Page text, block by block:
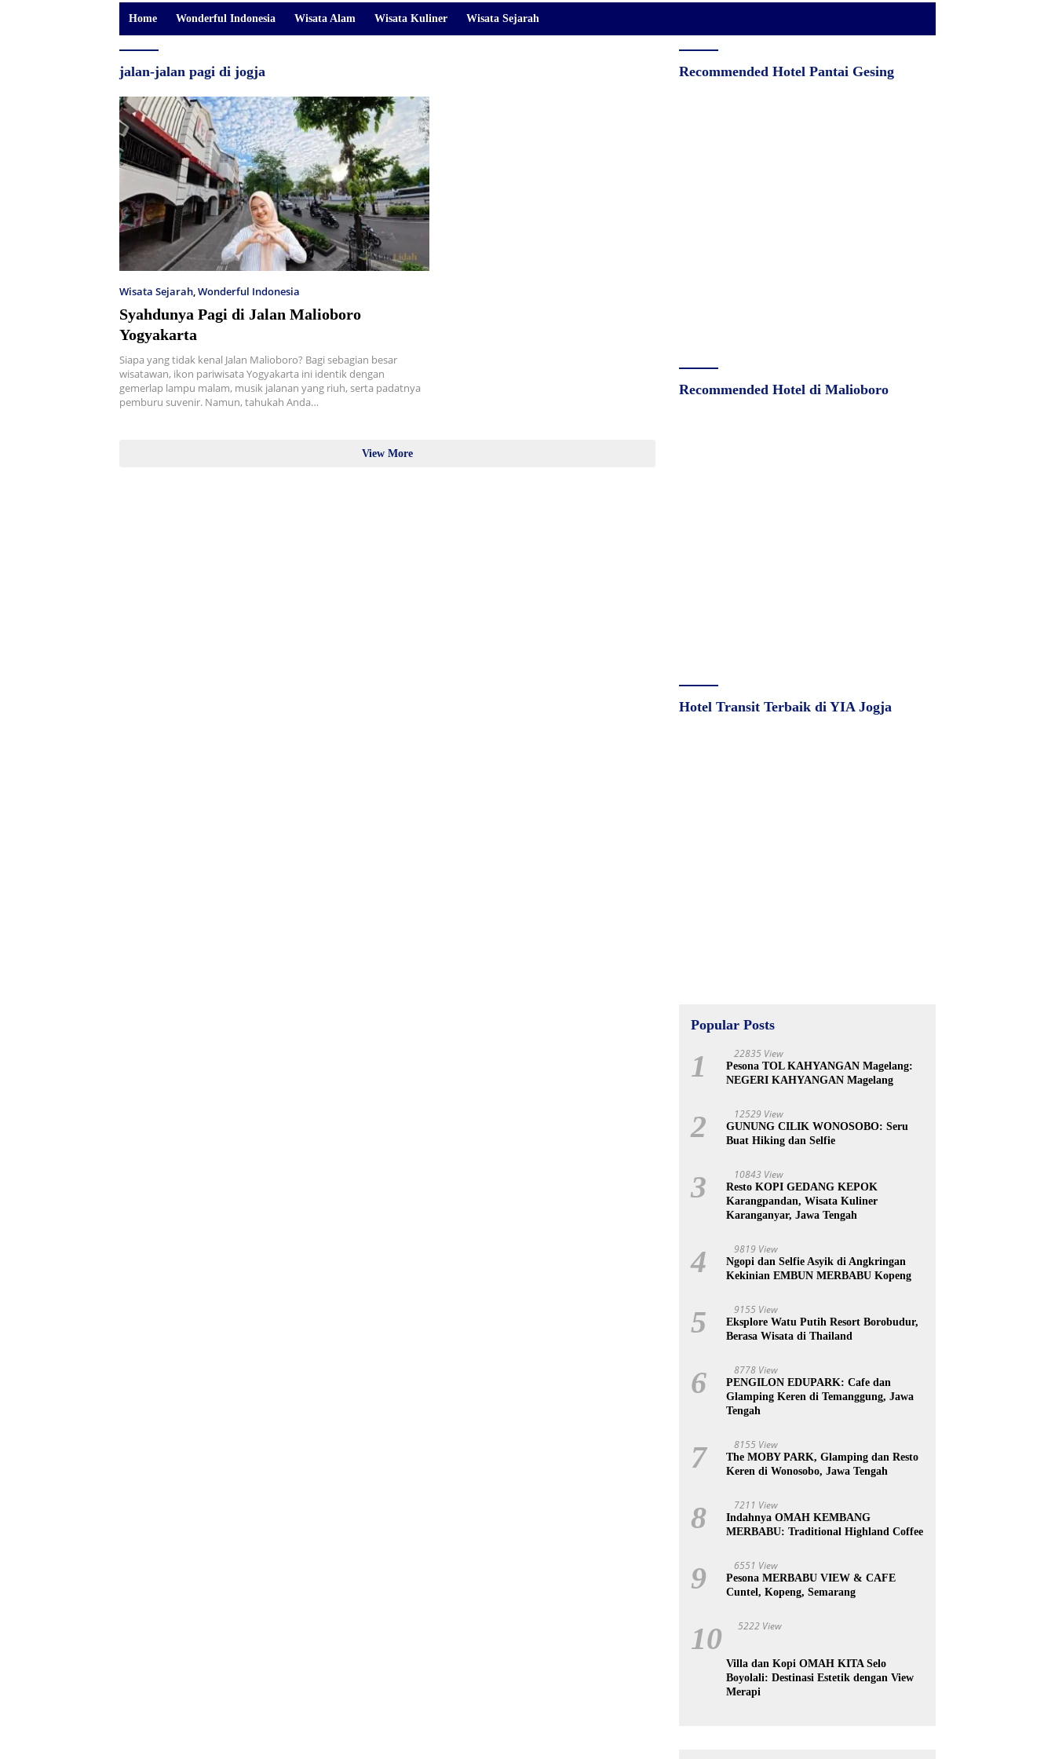
Home Wonderful Indonesia Wisata Alam Wisata Kuliner Wisata Sejarah
jalan-jalan pagi di jogja
Wisata Sejarah,Wonderful Indonesia
Syahdunya Pagi di Jalan Malioboro
Yogyakarta
Siapa yang tidak kenal Jalan Malioboro? Bagi sebagian besar
wisatawan, ikon pariwisata Yogyakarta ini identik dengan
gemerlap lampu malam, musik jalanan yang riuh, serta padatnya
pemburu suvenir. Namun, tahukah Anda…
View More
Recommended Hotel Pantai Gesing
Recommended Hotel di Malioboro
Hotel Transit Terbaik di YIA Jogja
Popular Posts
1 22835 View
Pesona TOL KAHYANGAN Magelang:
NEGERI KAHYANGAN Magelang
2 12529 View
GUNUNG CILIK WONOSOBO: Seru
Buat Hiking dan Selfie
3 10843 View
Resto KOPI GEDANG KEPOK
Karangpandan, Wisata Kuliner
Karanganyar, Jawa Tengah
4 9819 View
Ngopi dan Selfie Asyik di Angkringan
Kekinian EMBUN MERBABU Kopeng
5 9155 View
Eksplore Watu Putih Resort Borobudur,
Berasa Wisata di Thailand
6 8778 View
PENGILON EDUPARK: Cafe dan
Glamping Keren di Temanggung, Jawa
Tengah
7 8155 View
The MOBY PARK, Glamping dan Resto
Keren di Wonosobo, Jawa Tengah
8 7211 View
Indahnya OMAH KEMBANG
MERBABU: Traditional Highland Coffee
9 6551 View
Pesona MERBABU VIEW & CAFE
Cuntel, Kopeng, Semarang
10 5222 View
Villa dan Kopi OMAH KITA Selo
Boyolali: Destinasi Estetik dengan View
Merapi